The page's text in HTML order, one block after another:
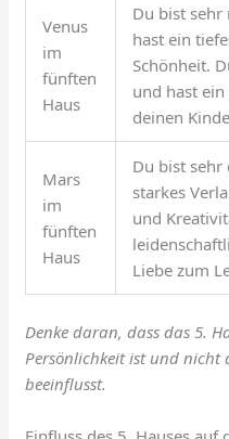
Venus
im
fünften
Haus
Du bist
hast ein
Schönheit.
und hast
deinen
Mars
im
fünften
Haus
Du bist sehr
starkes
und
Liebe zum
Denke daran, dass das 5.
Persönlichkeit ist und nicht
beeinflusst.